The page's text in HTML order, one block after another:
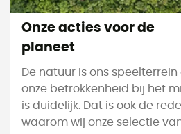
Onze acties voor de
planeet
De natuur is ons speelterrein
onze betrokkenheid bij het
is duidelijk. Dat is ook de
waarom wij onze selectie